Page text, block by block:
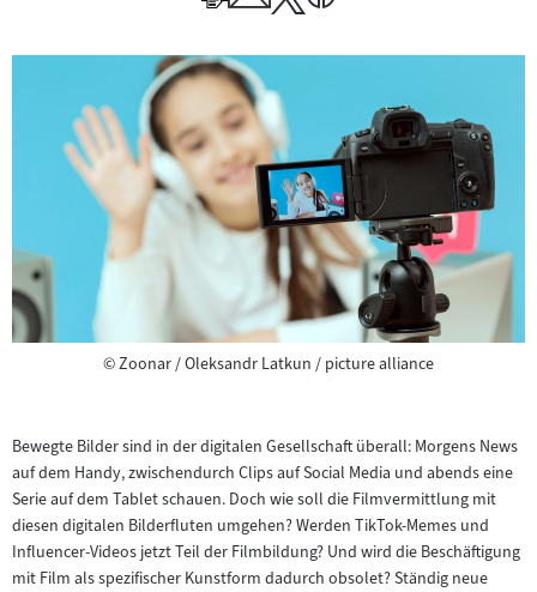
©Copyright
Zoonar / Oleksandr Latkun / picture alliance
Bewegte Bilder sind in der digitalen Gesellschaft überall: Morgens News
auf dem Handy, zwischendurch Clips auf Social Media und abends eine
Serie auf dem Tablet schauen. Doch wie soll die Filmvermittlung mit
diesen digitalen Bilderfluten umgehen? Werden TikTok-Memes und
Influencer-Videos jetzt Teil der Filmbildung? Und wird die Beschäftigung
mit Film als spezifischer Kunstform dadurch obsolet? Ständig neue